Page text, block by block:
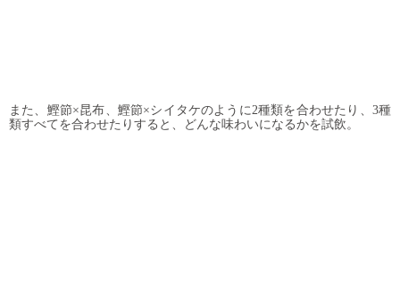
また、鰹節×昆布、鰹節×シイタケのように2種類を合わせたり、3種
類すべてを合わせたりすると、どんな味わいになるかを試飲。